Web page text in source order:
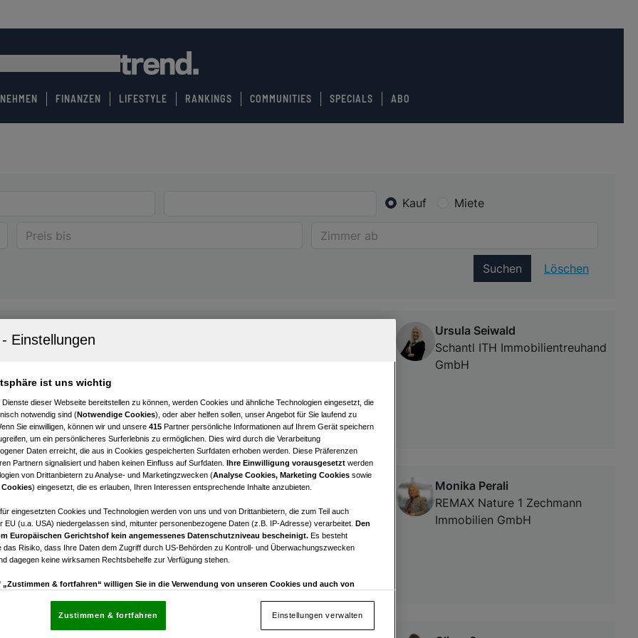
FINANZEN LIFESTYLE RANKINGS COMMUNITIES SPECIALS ABO
Kauf Miete
Suchen Löschen
schönes, ebenes Baugrundstück - in 8055 Graz - schöner
€ 246.400,00
Kaufpreis
Ursula Seiwald
Schantl ITH Immobilientreuhand
GmbH
am Dachstein
Dachstein!
€ 580.000,00
Kaufpreis
Monika Perali
REMAX Nature 1 Zechmann
Immobilien GmbH
ist uns wichtig
Dienste dieser Webseite bereitstellen zu können, werden Cookies und ähnliche Technologien eingesetzt, die
notwendig sind (Notwendige Cookies), oder aber helfen sollen, unser Angebot für Sie laufend zu
Sie einwilligen, können wir und unsere 415 Partner persönliche Informationen auf Ihrem Gerät speichern
um ein persönlicheres Surferlebnis zu ermöglichen. Dies wird durch die Verarbeitung
Daten erreicht, die aus in Cookies gespeicherten Surfdaten erhoben werden. Diese Präferenzen
Partnern signalisiert und haben keinen Einfluss auf Surfdaten. Ihre Einwilligung vorausgesetzt werden
von Drittanbietern zu Analyse- und Marketingzwecken (Analyse Cookies, Marketing Cookies sowie
) eingesetzt, die es erlauben, Ihren Interessen entsprechende Inhalte anzubieten.
eingesetzten Cookies und Technologien werden von uns und von Drittanbietern, die zum Teil auch
EU (u.a. USA) niedergelassen sind, mitunter personenbezogene Daten (z.B. IP-Adresse) verarbeitet. Den
Europäischen Gerichtshof kein angemessenes Datenschutzniveau bescheinigt. Es besteht
das Risiko, dass Ihre Daten dem Zugriff durch US-Behörden zu Kontroll- und Überwachungszwecken
dagegen keine wirksamen Rechtsbehelfe zur Verfügung stehen.
„Zustimmen & fortfahren“ willigen Sie in die Verwendung von unseren Cookies und auch von
die sich auf jeder Seite unten im Footer befinden.
Einstellungen verwalten
Zustimmen & fortfahren